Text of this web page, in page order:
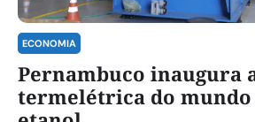
ECONOMIA
Pernambuco inaugura
termelétrica do mundo